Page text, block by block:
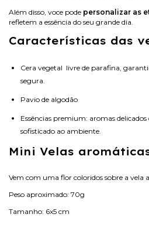
Além disso, voce pode personalizar as
refletem a essência do seu grande dia.
Características das
Cera vegetal livre de parafina,
segura.
Pavio de algodão
Essências premium: aromas
sofisticado ao ambiente.
Mini Velas
Vem com uma flor coloridos sobre a vela
Peso aproximado: 70g
Tamanho: 6x5 cm